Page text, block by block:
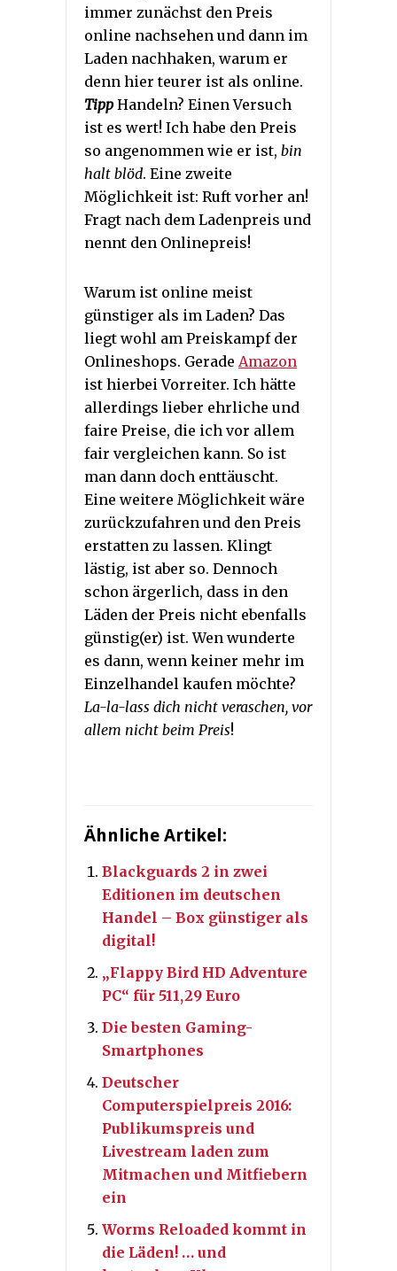
immer zunächst den Preis
online nachsehen und dann im
Laden nachhaken, warum er
denn hier teurer ist als online.
TippHandeln? Einen Versuch
ist es wert! Ich habe den Preis
so angenommen wie er ist, bin
halt blöd. Eine zweite
Möglichkeit ist: Ruft vorher an!
Fragt nach dem Ladenpreis und
nennt den Onlinepreis!
Warum ist online meist
günstiger als im Laden? Das
liegt wohl am Preiskampf der
Onlineshops. Gerade Amazon
ist hierbei Vorreiter. Ich hätte
allerdings lieber ehrliche und
faire Preise, die ich vor allem
fair vergleichen kann. So ist
man dann doch enttäuscht.
Eine weitere Möglichkeit wäre
zurückzufahren und den Preis
erstatten zu lassen. Klingt
lästig, ist aber so. Dennoch
schon ärgerlich, dass in den
Läden der Preis nicht ebenfalls
günstig(er) ist. Wen wunderte
es dann, wenn keiner mehr im
Einzelhandel kaufen möchte?
La-la-lass dich nicht veraschen, vor
allem nicht beim Preis!
Ähnliche Artikel:
Blackguards 2 in zwei
Editionen im deutschen
Handel – Box günstiger als
digital!
„Flappy Bird HD Adventure
PC“ für 511,29 Euro
Die besten Gaming-
Smartphones
Deutscher
Computerspielpreis 2016:
Publikumspreis und
Livestream laden zum
Mitmachen und Mitfiebern
ein
Worms Reloaded kommt in
die Läden! … und